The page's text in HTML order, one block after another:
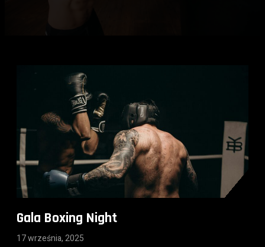
Gala Boxing Night
17 września, 2025